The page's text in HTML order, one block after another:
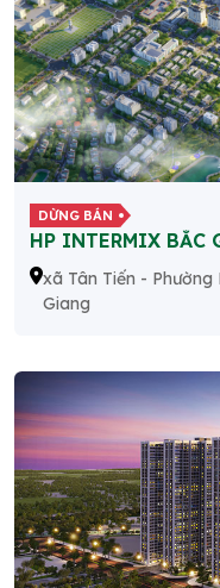
DỪNG BÁN
HP INTERMIX BẮC
xã Tân Tiến -
Giang